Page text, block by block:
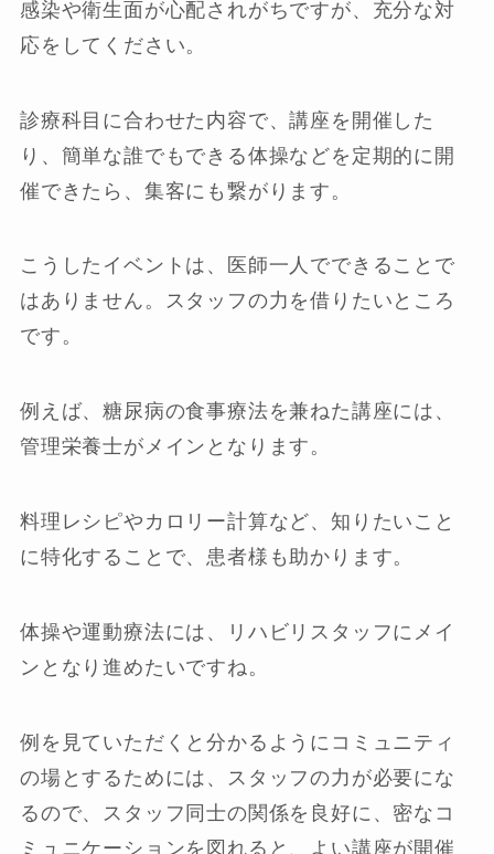
感染や衛生面が心配されがちですが、充分な対
応をしてください。
診療科目に合わせた内容で、講座を開催した
り、簡単な誰でもできる体操などを定期的に開
催できたら、集客にも繋がります。
こうしたイベントは、医師一人でできることで
はありません。スタッフの力を借りたいところ
です。
例えば、糖尿病の食事療法を兼ねた講座には、
管理栄養士がメインとなります。
料理レシピやカロリー計算など、知りたいこと
に特化することで、患者様も助かります。
体操や運動療法には、リハビリスタッフにメイ
ンとなり進めたいですね。
例を見ていただくと分かるようにコミュニティ
の場とするためには、スタッフの力が必要にな
るので、スタッフ同士の関係を良好に、密なコ
ミュニケーションを図れると、よい講座が開催